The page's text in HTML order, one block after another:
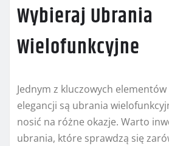
Wybieraj Ubrania
Wielofunkcyjne
Jednym z kluczowych
elegancji są ubrania
nosić na różne okazje. Warto
ubrania, które sprawdzą się